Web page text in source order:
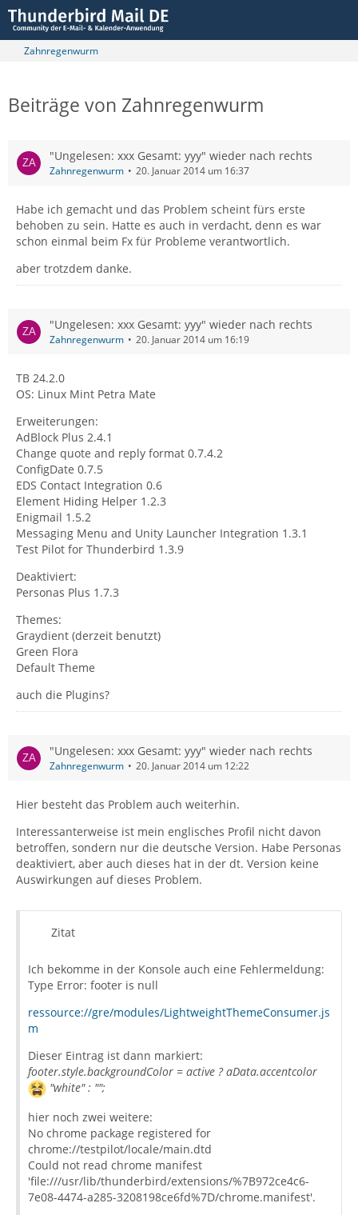
Zahnregenwurm
Beiträge von Zahnregenwurm
"Ungelesen: xxx Gesamt: yyy" wieder nach rechts
Zahnregenwurm 20. Januar 2014 um 16:37
Habe ich gemacht und das Problem scheint fürs erste
behoben zu sein. Hatte es auch in verdacht, denn es war
schon einmal beim Fx für Probleme verantwortlich.
aber trotzdem danke.
"Ungelesen: xxx Gesamt: yyy" wieder nach rechts
Zahnregenwurm 20. Januar 2014 um 16:19
TB 24.2.0
OS: Linux Mint Petra Mate
Erweiterungen:
AdBlock Plus 2.4.1
Change quote and reply format 0.7.4.2
ConfigDate 0.7.5
EDS Contact Integration 0.6
Element Hiding Helper 1.2.3
Enigmail 1.5.2
Messaging Menu and Unity Launcher Integration 1.3.1
Test Pilot for Thunderbird 1.3.9
Deaktiviert:
Personas Plus 1.7.3
Themes:
Graydient (derzeit benutzt)
Green Flora
Default Theme
auch die Plugins?
"Ungelesen: xxx Gesamt: yyy" wieder nach rechts
Zahnregenwurm 20. Januar 2014 um 12:22
Hier besteht das Problem auch weiterhin.
Interessanterweise ist mein englisches Profil nicht davon
betroffen, sondern nur die deutsche Version. Habe Personas
deaktiviert, aber auch dieses hat in der dt. Version keine
Auswirkungen auf dieses Problem.
Zitat
Ich bekomme in der Konsole auch eine Fehlermeldung:
Type Error: footer is null
ressource://gre/modules/LightweightThemeConsumer.js
m
Dieser Eintrag ist dann markiert:
footer.style.backgroundColor = active ? aData.accentcolor
"white" : "";
hier noch zwei weitere:
No chrome package registered for
chrome://testpilot/locale/main.dtd
Could not read chrome manifest
'file:///usr/lib/thunderbird/extensions/%7B972ce4c6-
7e08-4474-a285-3208198ce6fd%7D/chrome.manifest'.